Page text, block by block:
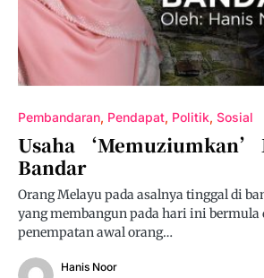
Pembandaran Pendapat Politik Sosial
Usaha ‘memuziumkan’
Bandar
Orang Melayu pada asalnya tinggal di
yang membangun pada hari ini bermula
penempatan awal orang…
Hanis Noor